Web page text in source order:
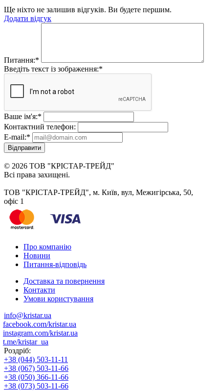
Ще ніхто не залишив відгуків. Ви будете першим.
Додати відгук
Питання:*
Введіть текст із зображення:*
Ваше ім'я:*
Контактний телефон:
E-mail:*
Відправити
© 2026 ТОВ "КРІСТАР-ТРЕЙД"
Всі права захищені.
ТОВ "КРІСТАР-ТРЕЙД", м. Київ, вул, Межигірська, 50,
офіс 1
Про компанію
Новини
Питання-відповідь
Доставка та повернення
Контакти
Умови користування
info@kristar.ua
facebook.com/kristar.ua
instagram.com/kristar.ua
t.me/kristar_ua
Роздріб:
+38 (044) 503-11-11
+38 (067) 503-11-66
+38 (050) 366-11-66
+38 (073) 503-11-66